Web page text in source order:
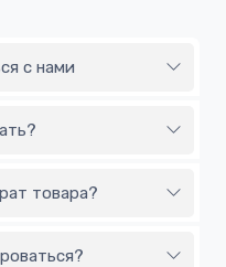
с нами
товара?